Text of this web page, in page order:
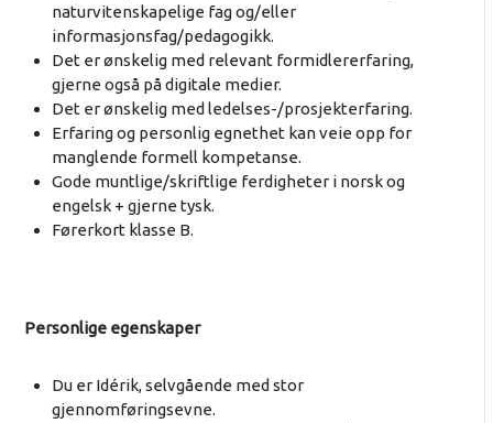
naturvitenskapelige fag og/eller
informasjonsfag/pedagogikk.
Det er ønskelig med relevant formidlererfaring,
gjerne også på digitale medier.
Det er ønskelig med ledelses-/prosjekterfaring.
Erfaring og personlig egnethet kan veie opp for
manglende formell kompetanse.
Gode muntlige/skriftlige ferdigheter i norsk og
engelsk + gjerne tysk.
Førerkort klasse B.
Personlige egenskaper
Du er Idérik, selvgående med stor
gjennomføringsevne.